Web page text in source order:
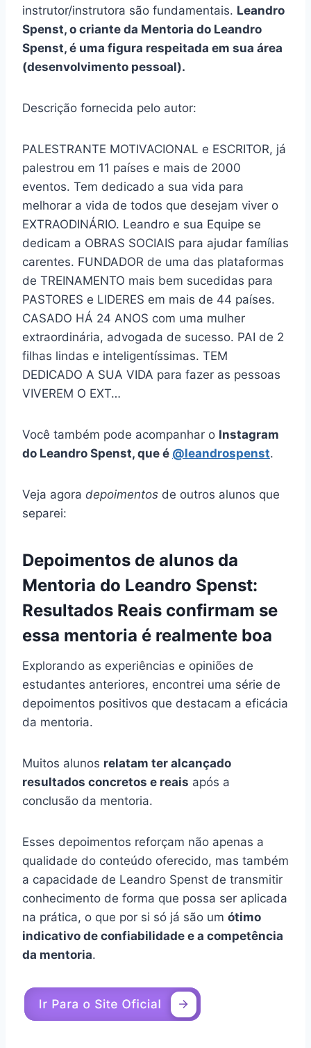
instrutor/instrutora são fundamentais. Leandro
Spenst, o criante da Mentoria do Leandro
Spenst, é uma figura respeitada em sua área
(desenvolvimento pessoal).
Descrição fornecida pelo autor:
PALESTRANTE MOTIVACIONAL e ESCRITOR, já
palestrou em 11 países e mais de 2000
eventos. Tem dedicado a sua vida para
melhorar a vida de todos que desejam viver o
EXTRAODINÁRIO. Leandro e sua Equipe se
dedicam a OBRAS SOCIAIS para ajudar famílias
carentes. FUNDADOR de uma das plataformas
de TREINAMENTO mais bem sucedidas para
PASTORES e LIDERES em mais de 44 países.
CASADO HÁ 24 ANOS com uma mulher
extraordinária, advogada de sucesso. PAI de 2
filhas lindas e inteligentíssimas. TEM
DEDICADO A SUA VIDA para fazer as pessoas
VIVEREM O EXT…
Você também pode acompanhar o Instagram
do Leandro Spenst, que é @leandrospenst.
Veja agora depoimentos de outros alunos que
separei:
Depoimentos de alunos da
Mentoria do Leandro Spenst:
Resultados Reais confirmam se
essa mentoria é realmente boa
Explorando as experiências e opiniões de
estudantes anteriores, encontrei uma série de
depoimentos positivos que destacam a eficácia
da mentoria.
Muitos alunos relatam ter alcançado
resultados concretos e reais após a
conclusão da mentoria.
Esses depoimentos reforçam não apenas a
qualidade do conteúdo oferecido, mas também
a capacidade de Leandro Spenst de transmitir
conhecimento de forma que possa ser aplicada
na prática, o que por si só já são um ótimo
indicativo de confiabilidade e a competência
da mentoria.